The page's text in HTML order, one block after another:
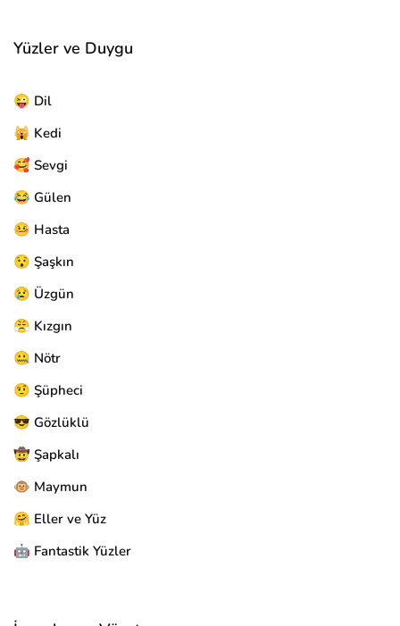
Yüzler ve Duygu
😜 Dil
🙀 Kedi
🥰 Sevgi
😂 Gülen
🤒 Hasta
😯 Şaşkın
😢 Üzgün
😤 Kızgın
🤐 Nötr
🤨 Şüpheci
😎 Gözlüklü
🤠 Şapkalı
🐵 Maymun
🤗 Eller ve Yüz
🤖 Fantastik Yüzler